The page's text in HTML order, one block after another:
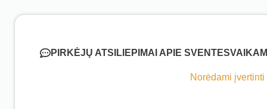
PIRKĖJŲ ATSILIEPIMAI APIE
Norėdami